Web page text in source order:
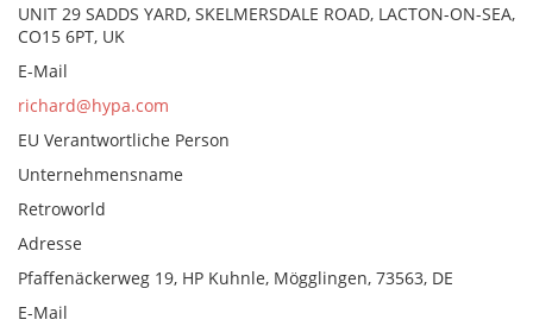
UNIT 29 SADDS YARD, SKELMERSDALE ROAD, LACTON-ON-SEA,
CO15 6PT, UK
E-Mail
richard@hypa.com
EU Verantwortliche Person
Unternehmensname
Retroworld
Adresse
Pfaffenäckerweg 19, HP Kuhnle, Mögglingen, 73563, DE
E-Mail